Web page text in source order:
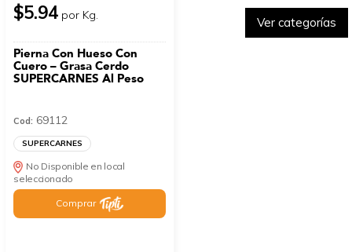
Ver categorías
$5.94 por Kg.
Pierna Con Hueso Con
Cuero – Grasa Cerdo
SUPERCARNES Al Peso
Cod: 69112
SUPERCARNES
No Disponible en local
seleccionado
Comprar